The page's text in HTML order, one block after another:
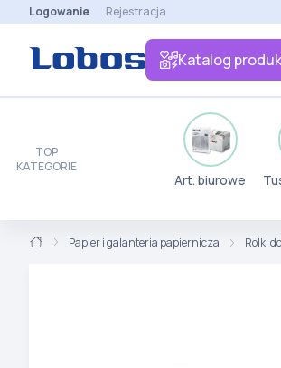
Logowanie Rejestracja
Katalog
TOP
KATEGORIE
Art. biurowe
Papier i galanteria papiernicza Rolki